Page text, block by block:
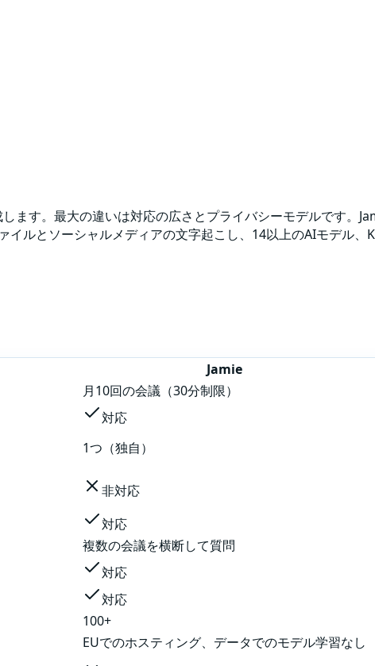
す。最大の違いは対応の広さとプライバシーモデルです。
ルとソーシャルメディアの文字起こし、14以上のAIモデル
Jamie
月10回の会議（30分制限）
対応
1つ（独自）
非対応
対応
複数の会議を横断して質問
対応
対応
100+
EUでのホスティング、データでのモデル学習なし